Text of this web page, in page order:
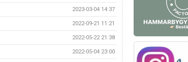
2023-03-04 14:37
2022-09-21 11:21
2022-05-22 21:38
2022-05-04 23:00